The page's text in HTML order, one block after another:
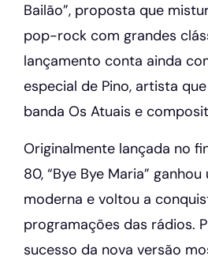
Bailão”, proposta que
pop-rock com grandes
lançamento conta ainda
especial de Pino, artista
banda Os Atuais e
Originalmente lançada no
80, “Bye Bye Maria”
moderna e voltou a
programações das rádios.
sucesso da nova versão